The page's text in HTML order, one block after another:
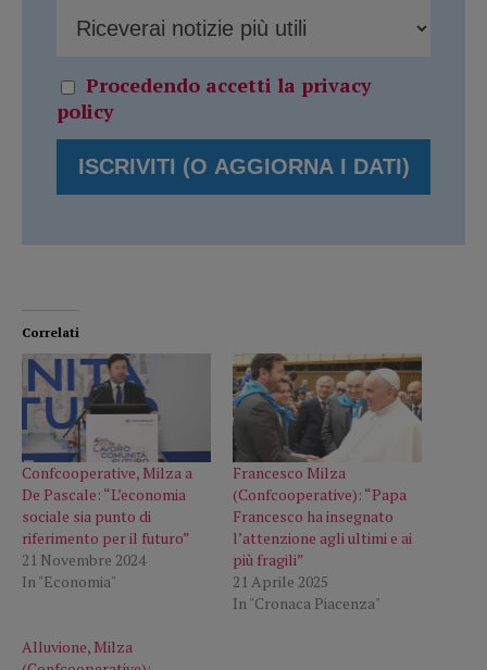
Procedendo accetti la privacy
policy
Correlati
Confcooperative, Milza a
De Pascale: “L’economia
sociale sia punto di
riferimento per il futuro”
21 Novembre 2024
In "Economia"
Francesco Milza
(Confcooperative): “Papa
Francesco ha insegnato
l’attenzione agli ultimi e ai
più fragili”
21 Aprile 2025
In "Cronaca Piacenza"
Alluvione, Milza